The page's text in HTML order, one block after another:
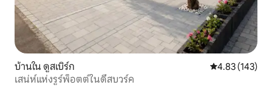
บ้านใน ดูสเบิร์ก คะแนนเฉลี่ย
4.83 (143)
เสน่ห์แห่งรูร์พ็อตต์ในดึสบวร์ค